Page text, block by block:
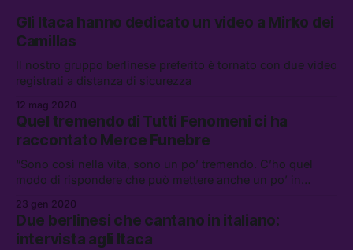
Gli Itaca hanno dedicato un video a Mirko dei
Camillas
Il nostro gruppo berlinese preferito è tornato con due video
registrati a distanza di sicurezza
12 mag 2020
Quel tremendo di Tutti Fenomeni ci ha
raccontato Merce Funebre
“Sono così nella vita, sono un po’ tremendo. C’ho quel
modo di rispondere che può mettere anche un po’ in
vero in quello che è stato scritto di lui e come sia riuscito a
scrivere un album così ironico e denso.
23 gen 2020
Due berlinesi che cantano in italiano:
intervista agli Itaca